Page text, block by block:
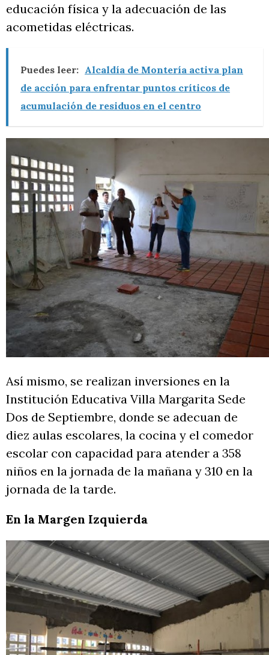
educación física y la adecuación de las
acometidas eléctricas.
Puedes leer: Alcaldía de Montería activa plan
de acción para enfrentar puntos críticos de
acumulación de residuos en el centro
Así mismo, se realizan inversiones en la
Institución Educativa Villa Margarita Sede
Dos de Septiembre, donde se adecuan de
diez aulas escolares, la cocina y el comedor
escolar con capacidad para atender a 358
niños en la jornada de la mañana y 310 en la
jornada de la tarde.
En la Margen Izquierda